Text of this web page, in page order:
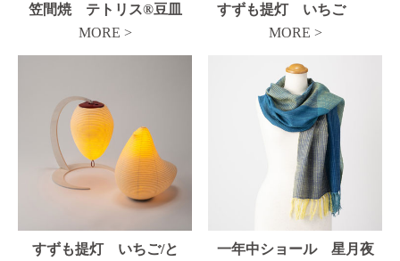
笠間焼 テトリス®豆皿
MORE >
すずも提灯 いちご
MORE >
すずも提灯 いちご/と
一年中ショール 星月夜